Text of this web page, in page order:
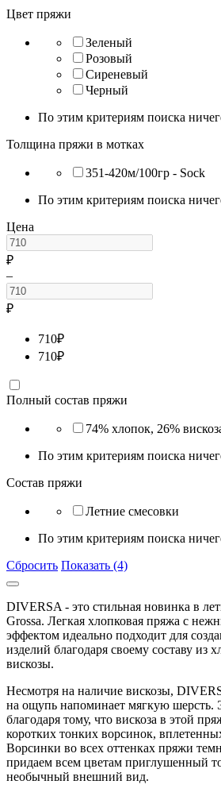
Цвет пряжи
Зеленый
Розовый
Сиреневый
Черный
По этим критериям поиска
Толщина пряжи в мотках
351-420м/100гр - Sock
По этим критериям поиска
Цена
₽
–
₽
710₽
710₽
Полный состав пряжи
74% хлопок, 26%
По этим критериям поиска
Состав пряжи
Летние смесовки
По этим критериям поиска
Сбросить Показать (4)
DIVERSA - это стильная новинка в
Grossa. Легкая хлопковая пряжа с
эффектом идеально подходит для
изделий благодаря своему составу из
вискозы.
Несмотря на наличие вискозы,
на ощупь напоминает мягкую шерсть.
благодаря тому, что вискоза в этой
коротких тонких ворсинок,
Ворсинки во всех оттенках пряжи
придаем всем цветам приглушенный
необычный внешний вид.